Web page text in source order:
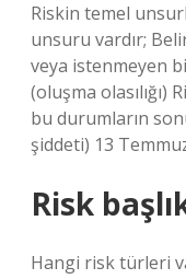
Riskin temel
unsuru vardır;
veya istenmeyen
(oluşma
bu durumların
şiddeti) 13
Risk
Hangi risk türleri